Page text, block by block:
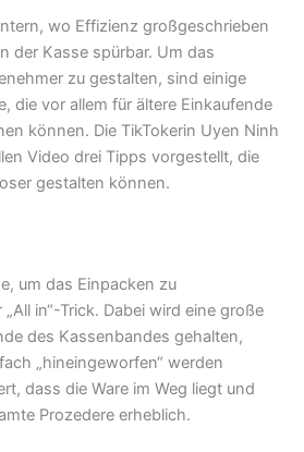
wo Effizienz großgeschrieben
der Kasse spürbar. Um das
zu gestalten, sind einige
die vor allem für ältere Einkaufende
können. Die TikTokerin Uyen Ninh
Video drei Tipps vorgestellt, die
gestalten können.
um das Einpacken zu
in“-Trick. Dabei wird eine große
des Kassenbandes gehalten,
„hineingeworfen“ werden
dass die Ware im Weg liegt und
Prozedere erheblich.